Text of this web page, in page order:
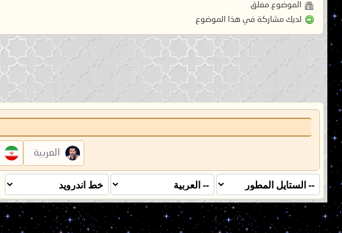
الموضوع مغلق
لديك مشاركة في هذا الموضوع
العربية